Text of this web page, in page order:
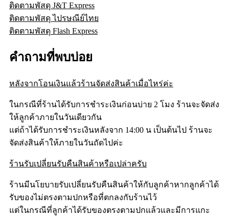
ติดตามพัสดุ J&T Express
ติดตามพัสดุ ไปรษณีย์ไทย
ติดตามพัสดุ Flash Express
คำถามที่พบบ่อย
หลังจากโอนเงินแล้วร้านจัดส่งสินค้าเมื่อไหร่ค่ะ
ในกรณีที่ร้านได้รับการชำระเงินก่อนบ่าย 2 โมง ร้านจะจัดส่ง
ให้ลูกค้าภายในวันเดียวกัน
แต่ถ้าได้รับการชำระเงินหลังจาก 14:00 น เป็นต้นไป ร้านจะ
จัดส่งสินค้าให้ภายในวันถัดไปค่ะ
ร้านรับเปลี่ยนรับคืนสินค้าหรือเปล่าครับ
ร้านมีนโยบายรับเปลี่ยนรับคืนสินค้าให้กับลูกค้าหากลูกค้าได้
รับของไม่ตรงตามปกหรือที่ตกลงกับร้านไว้
แต่ในกรณีที่ลูกค้าได้รับของตรงตามปกแล้วและมีการแกะ